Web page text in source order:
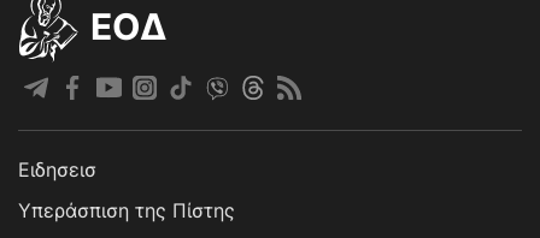
EOΔ
Ειδησεισ
Υπεράσπιση της Πίστης